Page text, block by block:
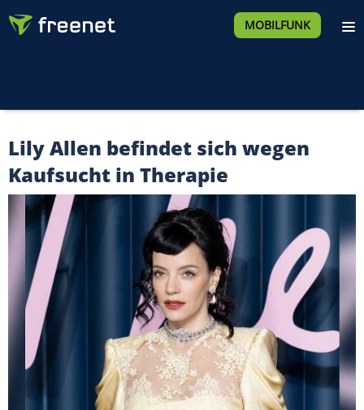
MOBILFUNK
Lily Allen befindet sich wegen
Kaufsucht in Therapie